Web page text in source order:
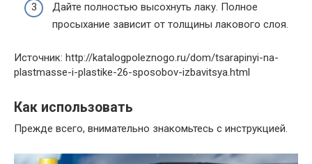
Дайте полностью высохнуть лаку. Полное
просыхание зависит от толщины лакового слоя.
Источник: http://katalogpoleznogo.ru/dom/tsarapinyi-na-
plastmasse-i-plastike-26-sposobov-izbavitsya.html
Как использовать
Прежде всего, внимательно знакомьтесь с инструкцией.